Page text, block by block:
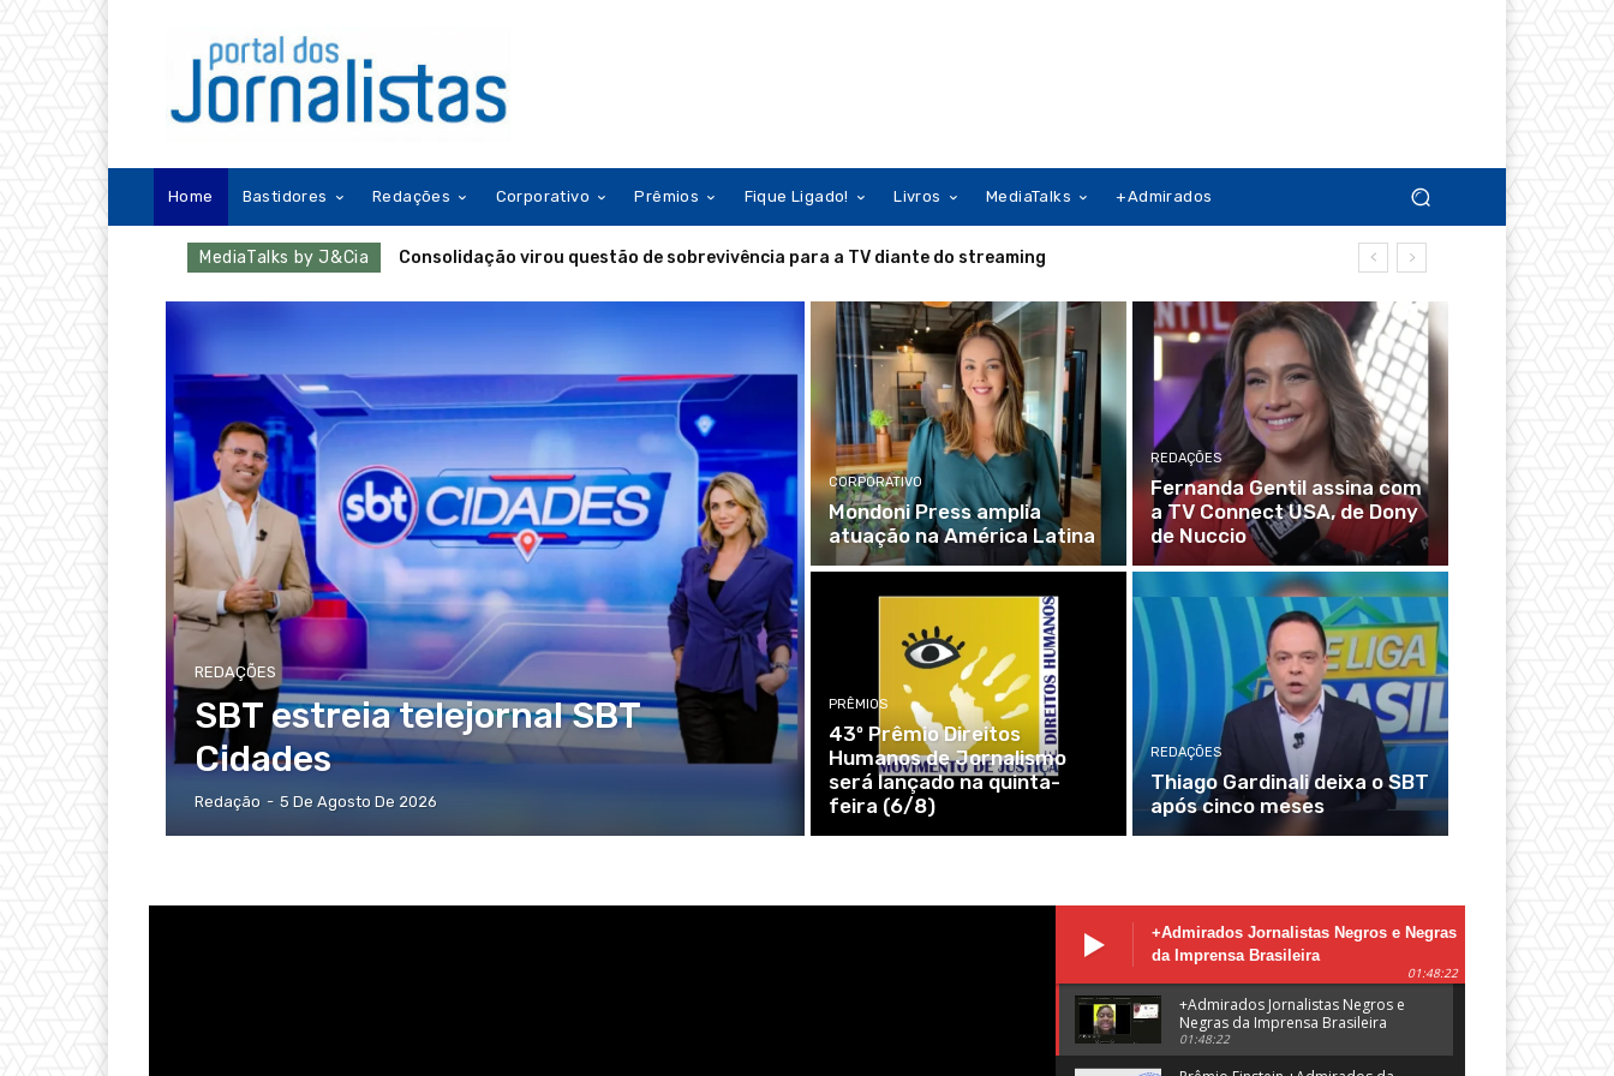
Home Bastidores Redações Corporativo Prêmios Fique Ligado! Livros MediaTalks +Admirados
MediaTalks by J&Cia Consolidação virou questão de sobrevivência para a TV diante do streaming
REDAÇÕES
SBT estreia telejornal SBT
Cidades
Redação - 5 De Agosto De 2026
CORPORATIVO
Mondoni Press amplia
atuação na América Latina
REDAÇÕES
Fernanda Gentil assina com
a TV Connect USA, de Dony
de Nuccio
PRÊMIOS
43º Prêmio Direitos
Humanos de Jornalismo
será lançado na quinta-
feira (6/8)
REDAÇÕES
Thiago Gardinali deixa o SBT
após cinco meses
+Admirados Jornalistas Negros e Negras
da Imprensa Brasileira
01:48:22
+Admirados Jornalistas Negros e
Negras da Imprensa Brasileira
01:48:22